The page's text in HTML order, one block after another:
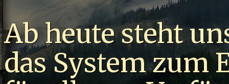
Ab heute steht
das System zum